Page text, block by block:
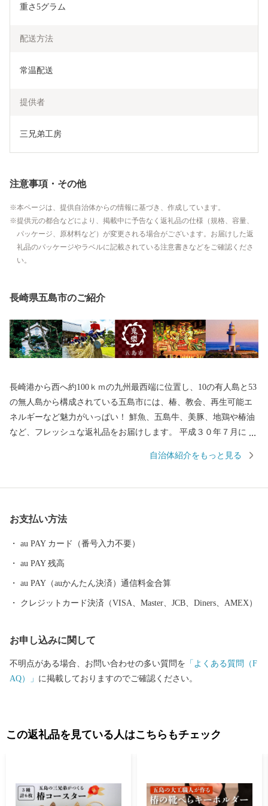
重さ5グラム
配送方法
常温配送
提供者
三兄弟工房
注意事項・その他
本ページは、提供自治体からの情報に基づき、作成しています。
提供元の都合などにより、掲載中に予告なく返礼品の仕様（規格、容量、
パッケージ、原材料など）が変更される場合がございます。お届けした返
礼品のパッケージやラベルに記載されている注意書きなどをご確認くださ
い。
長崎県五島市のご紹介
長崎港から西へ約100ｋｍの九州最西端に位置し、10の有人島と53
の無人島から構成されている五島市には、椿、教会、再生可能エ
ネルギーなど魅力がいっぱい！ 鮮魚、五島牛、美豚、地鶏や椿油
など、フレッシュな返礼品をお届けします。 平成３０年７月には
されました。 五島市には「久賀島の集落」と「奈留の江上集落」
自治体紹介をもっと見る
お支払い方法
au PAY カード（番号入力不要）
au PAY 残高
au PAY（auかんたん決済）通信料金合算
クレジットカード決済（VISA、Master、JCB、Diners、AMEX）
お申し込みに関して
不明点がある場合、お問い合わせの多い質問を 「よくある質問（F
AQ）」 に掲載しておりますのでご確認ください。
この返礼品を見ている人はこちらもチェック